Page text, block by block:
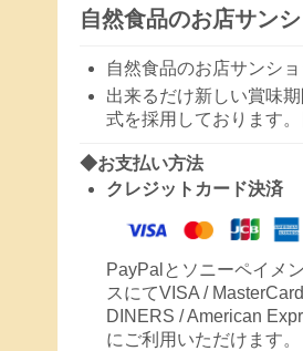
自然食品のお店サン
自然食品のお店サンシ
出来るだけ新しい賞味
式を採用しております
◆お支払い方法
クレジットカード決済
PayPalとソニーペイメ
スにてVISA /
DINERS / American
にご利用いただけます。